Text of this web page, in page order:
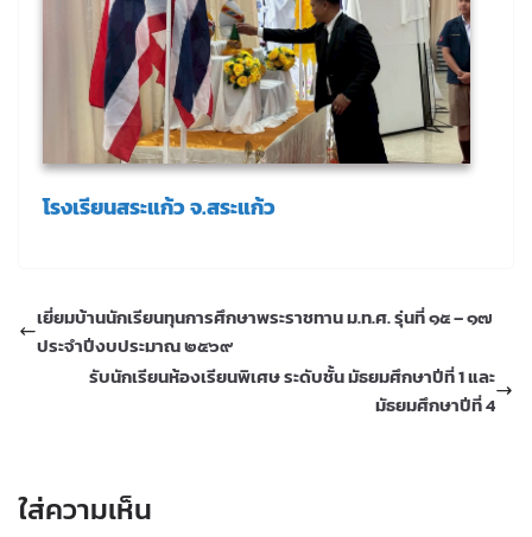
โรงเรียนสระแก้ว จ.สระแก้ว
เยี่ยมบ้านนักเรียนทุนการศึกษาพระราชทาน ม.ท.ศ. รุ่นที่ ๑๕ – ๑๗
ประจำปีงบประมาณ ๒๕๖๙
รับนักเรียนห้องเรียนพิเศษ ระดับชั้น มัธยมศึกษาปีที่ 1 และ
มัธยมศึกษาปีที่ 4
ใส่ความเห็น